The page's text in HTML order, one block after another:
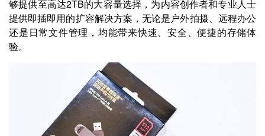
够提供至高达2TB的大容量选择，为内容创作者和专业人士
提供即插即用的扩容解决方案，无论是户外拍摄、远程办公
还是日常文件管理，均能带来快速、安全、便捷的存储体
验。